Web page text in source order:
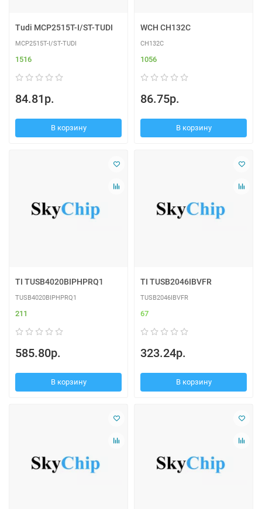
Tudi MCP2515T-I/ST-TUDI
MCP2515T-I/ST-TUDI
1516
84.81р.
В корзину
WCH CH132C
CH132C
1056
86.75р.
В корзину
TI TUSB4020BIPHPRQ1
TUSB4020BIPHPRQ1
211
585.80р.
В корзину
TI TUSB2046IBVFR
TUSB2046IBVFR
67
323.24р.
В корзину